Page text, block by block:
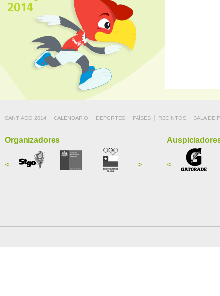
SANTIAGO 2014 CALENDARIO DEPORTES PAÍSES RECINTOS SALA DE
Organizadores
< > <